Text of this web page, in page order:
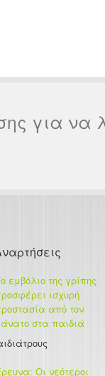
για να
εμβόλιο της γρίπης
ισχυρή
από τον
στα παιδιά
Οι νεότεροι